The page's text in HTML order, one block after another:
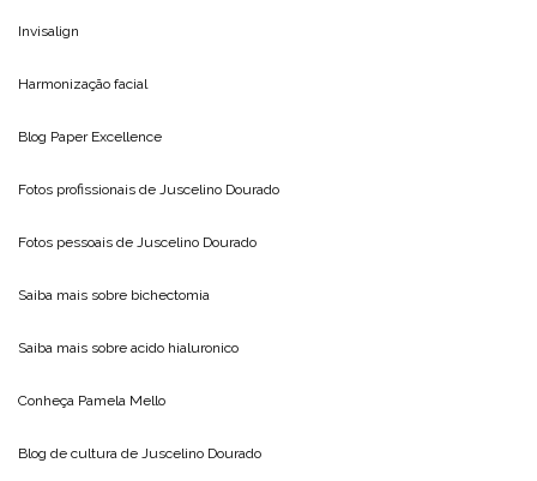
Invisalign
Harmonização facial
Blog Paper Excellence
Fotos profissionais de Juscelino Dourado
Fotos pessoais de Juscelino Dourado
Saiba mais sobre bichectomia
Saiba mais sobre acido hialuronico
Conheça Pamela Mello
Blog de cultura de Juscelino Dourado